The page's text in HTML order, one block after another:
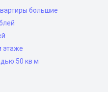
большие
этаже
50 кв м